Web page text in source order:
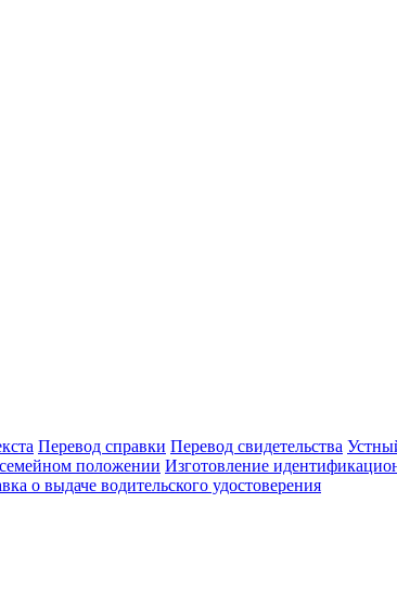
Перевод справки Перевод свидетельства
положении Изготовление
о выдаче водительского удостоверения